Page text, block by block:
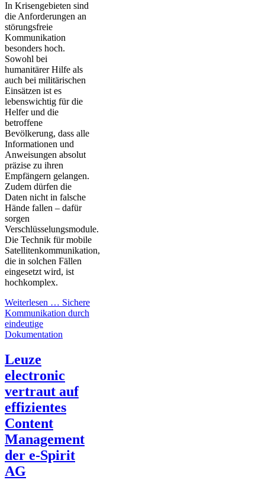
In Krisengebieten sind
die Anforderungen an
störungsfreie
Kommunikation
besonders hoch.
Sowohl bei
humanitärer Hilfe als
auch bei militärischen
Einsätzen ist es
lebenswichtig für die
Helfer und die
betroffene
Bevölkerung, dass alle
Informationen und
Anweisungen absolut
präzise zu ihren
Empfängern gelangen.
Zudem dürfen die
Daten nicht in falsche
Hände fallen – dafür
sorgen
Verschlüsselungsmodule.
Die Technik für mobile
Satellitenkommunikation,
die in solchen Fällen
eingesetzt wird, ist
hochkomplex.
Weiterlesen … Sichere
Kommunikation durch
eindeutige
Dokumentation
Leuze
electronic
vertraut auf
effizientes
Content
Management
der e-Spirit
AG